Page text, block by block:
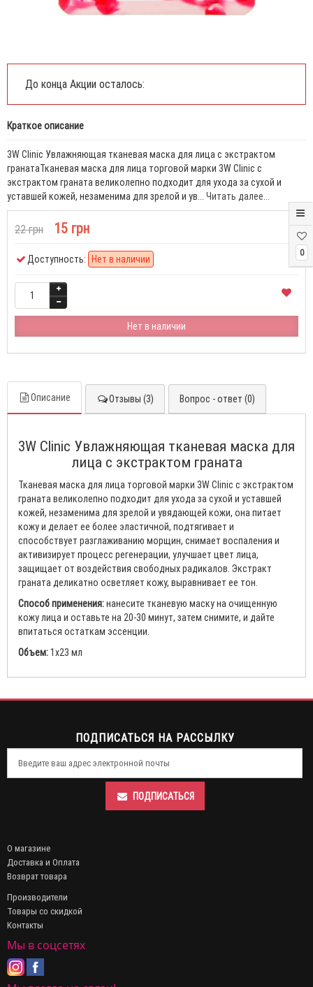
0
До конца Акции осталось:
Краткое описание
3W Clinic Увлажняющая тканевая маска для лица с экстрактом
гранатаТканевая маска для лица торговой марки 3W Clinic с
экстрактом граната великолепно подходит для ухода за сухой и
уставшей кожей, незаменима для зрелой и ув... Читать далее...
22 грн 15 грн
Доступность: Нет в наличии
Нет в наличии
Описание Отзывы (3) Вопрос - ответ (0)
3W Clinic Увлажняющая тканевая маска для
лица с экстрактом граната
Тканевая маска для лица торговой марки 3W Clinic с экстрактом
граната великолепно подходит для ухода за сухой и уставшей
кожей, незаменима для зрелой и увядающей кожи, она питает
кожу и делает ее более эластичной, подтягивает и
способствует разглаживанию морщин, снимает воспаления и
активизирует процесс регенерации, улучшает цвет лица,
защищает от воздействия свободных радикалов. Экстракт
граната деликатно осветляет кожу, выравнивает ее тон.
Способ применения:нанесите тканевую маску на очищенную
кожу лица и оставьте на 20-30 минут, затем снимите, и дайте
впитаться остаткам эссенции.
Объем:1x23 мл
ПОДПИСАТЬСЯ НА РАССЫЛКУ
ПОДПИСАТЬСЯ
О магазине
Доставка и Оплата
Возврат товара
Производители
Товары со скидкой
Контакты
Мы в соцсетях